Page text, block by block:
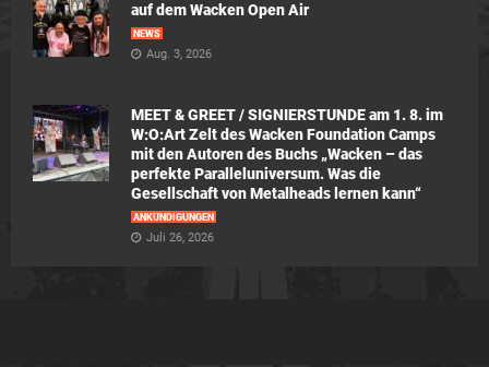
auf dem Wacken Open Air
NEWS
Aug. 3, 2026
MEET & GREET / SIGNIERSTUNDE am 1. 8. im
W:O:Art Zelt des Wacken Foundation Camps
mit den Autoren des Buchs „Wacken – das
perfekte Paralleluniversum. Was die
Gesellschaft von Metalheads lernen kann“
ANKÜNDIGUNGEN
Juli 26, 2026